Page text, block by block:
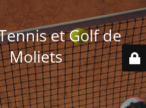
et Golf de
Moliets